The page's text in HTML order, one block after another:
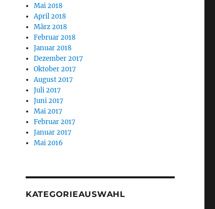
Mai 2018
April 2018
März 2018
Februar 2018
Januar 2018
Dezember 2017
Oktober 2017
August 2017
Juli 2017
Juni 2017
Mai 2017
Februar 2017
Januar 2017
Mai 2016
KATEGORIEAUSWAHL